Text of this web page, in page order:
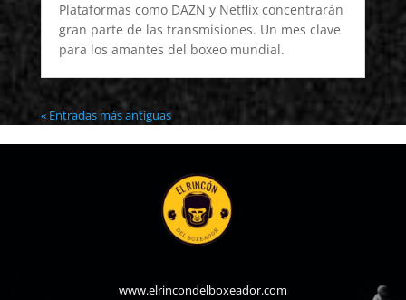
Plataformas como DAZN y Netflix concentrarán
gran parte de las transmisiones. Un mes clave
para los amantes del boxeo mundial.
« Entradas más antiguas
www.elrincondelboxeador.com